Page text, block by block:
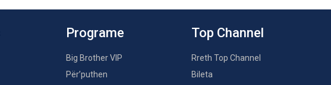
Programe
Big Brother VIP
Për’puthen
Top Channel
Rreth Top Channel
Bileta